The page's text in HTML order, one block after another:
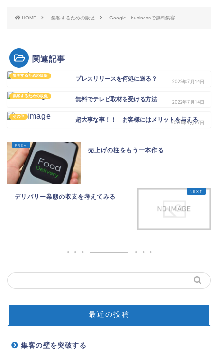
HOME 集客するための販促 Google businessで無料集客
関連記事
集客するための販促 プレスリリースを何処に送る？ 2022年7月14日
集客するための販促 無料でテレビ取材を受ける方法 2022年7月14日
その他 超大事な事！！ お客様にはメリットを与える
2020年4月27日
売上げの柱をもう一本作る
デリバリー業態の収支を考えてみる
最近の投稿
集客の壁を突破する